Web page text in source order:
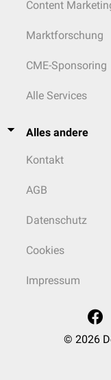
Content
Marktforschung
CME-Sponsoring
Alle Services
Alles andere
Kontakt
AGB
Datenschutz
Cookies
Impressum
© 2026